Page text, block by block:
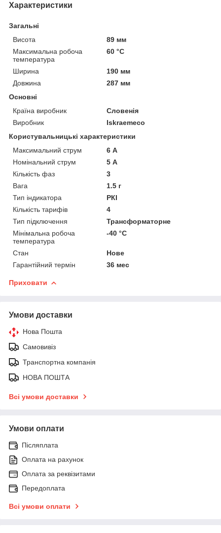
Характеристики
Загальні
Висота
89 мм
Максимальна робоча
температура
60 °С
Ширина
190 мм
Довжина
287 мм
Основні
Країна виробник
Словенія
Виробник
Iskraemeco
Користувальницькі характеристики
Максимальний струм
6 А
Номінальний струм
5 А
Кількість фаз
3
Вага
1.5 г
Тип індикатора
РКІ
Кількість тарифів
4
Тип підключення
Трансформаторне
Мінімальна робоча
температура
-40 °С
Стан
Нове
Гарантійний термін
36 мес
Приховати
Умови доставки
Нова Пошта
Самовивіз
Транспортна компанія
НОВА ПОШТА
Всі умови доставки
Умови оплати
Післяплата
Оплата на рахунок
Оплата за реквізитами
Передоплата
Всі умови оплати